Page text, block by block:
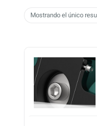
Mostrando el único